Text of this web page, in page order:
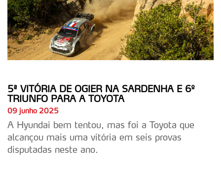
5ª VITÓRIA DE OGIER NA SARDENHA E 6º
TRIUNFO PARA A TOYOTA
09 junho 2025
A Hyundai bem tentou, mas foi a Toyota que
alcançou mais uma vitória em seis provas
disputadas neste ano.